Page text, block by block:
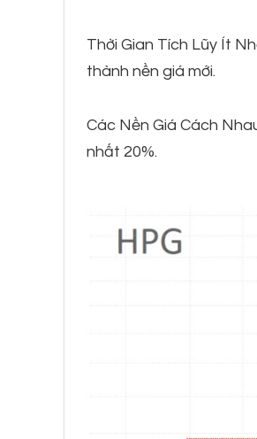
Thời Gian Tích Lũy Ít
thành nền giá mới.
Các Nền Giá Cách
nhất 20%.